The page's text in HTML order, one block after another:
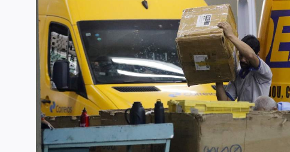
Finanças Pessoais
Mercados
Economia
Empresas
Política
Colunas
Especiais